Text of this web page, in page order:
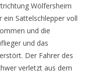
Wölfersheim
Sattelschlepper voll
und die
und das
Der Fahrer des
verletzt aus dem